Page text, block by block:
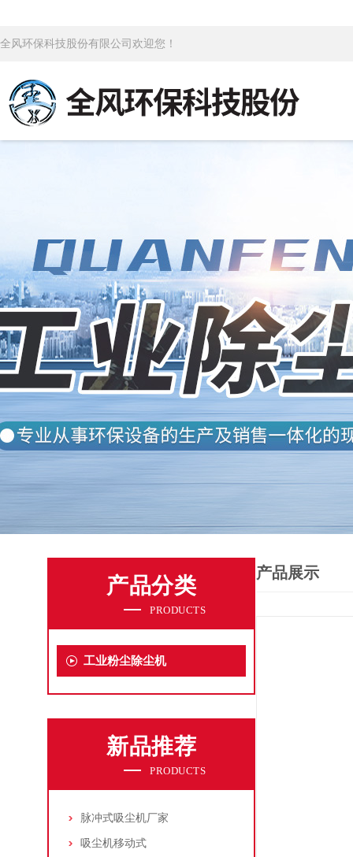
全风环保科技股份有限公司欢迎您！
产品分类
PRODUCTS
工业粉尘除尘机
新品推荐
PRODUCTS
脉冲式吸尘机厂家
吸尘机移动式
产品展示